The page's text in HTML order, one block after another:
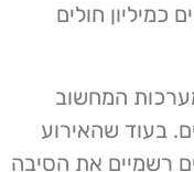
כמיליון חולים
המחשוב
בעוד שהאירוע
רשמיים את הסיבה